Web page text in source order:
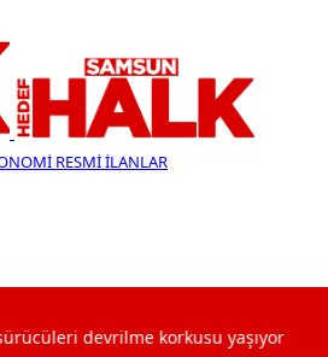
RESMİ İLANLAR
korkusu yaşıyor 06:28